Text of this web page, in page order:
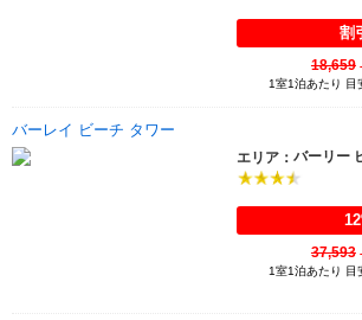
割
18,659
1室1泊あたり 目
バーレイ ビーチ タワー
エリア： バーリー
37,593
1室1泊あたり 目